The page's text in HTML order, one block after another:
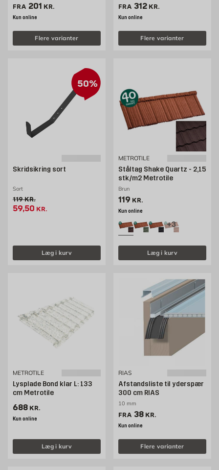
FRA Pris 201 kr. /stk
201 KR.
Kun online
Flere varianter
FRA Pris 312 kr. /stk
312 KR.
Kun online
Flere varianter
50%
Skridsikring sort
Sort
Gammel pris 119 kr. /stk
119KR.
Tilbudspris 59.5 kr. /stk
59,50 KR.
Læg i kurv
METROTILE
Ståltag Shake Quartz - 2,15
stk/m2 Metrotile
Brun
Pris 119 kr. /stk
119 KR.
Kun online
+3
Læg i kurv
METROTILE
Lysplade Bond klar L: 133
cm Metrotile
Pris 688 kr. /stk
688 KR.
Kun online
Læg i kurv
RIAS
Afstandsliste til yderspær
300 cm RIAS
10 mm
FRA Pris 38 kr. /stk
38 KR.
Kun online
Flere varianter